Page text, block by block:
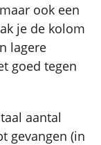
ook een
je de kolom
lagere
goed tegen
aantal
gevangen (in